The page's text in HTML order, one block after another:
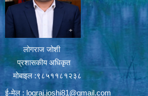
लोगराज जोशी
प्रशासकीय अधिकृत
मोबाइल :९८५११८१२३८
ई-मेल : lograj.joshi81@gmail.com